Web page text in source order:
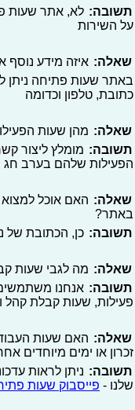
תשובה: לא, אתר שעות
על השירות
שאלה: איזה מידע נוסף
באתר שעות פתיחה ניתן
כתובת, טלפון וכדומה
שאלה: מהן שעות
תשובה: מומלץ ליצור
הפעילות שלהם בערב חג
שאלה: האם אוכל
באתר?
תשובה: כן, הכתובת של
שאלה: מה לגבי שעות
תשובה: אנחנו
פעילות, שעות קבלת קהל
שאלה: האם שעות
זכרון או ימים מיוחדים
תשובה: ניתן לראות
שלנו - פייסבוק שעות